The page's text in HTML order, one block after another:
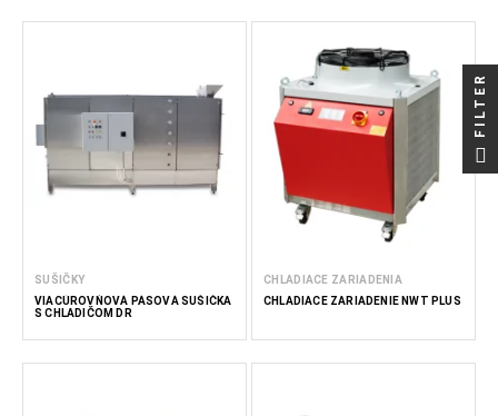
SUŠIČKY
VIACÚROVŇOVÁ PÁSOVÁ SUŠIČKA
S CHLADIČOM DR
CHLADIACE ZARIADENIA
CHLADIACE ZARIADENIE NWT PLUS
FILTER